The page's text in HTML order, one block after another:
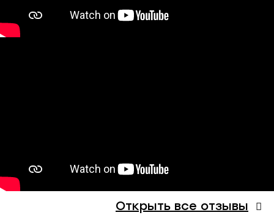
Открыть все отзывы